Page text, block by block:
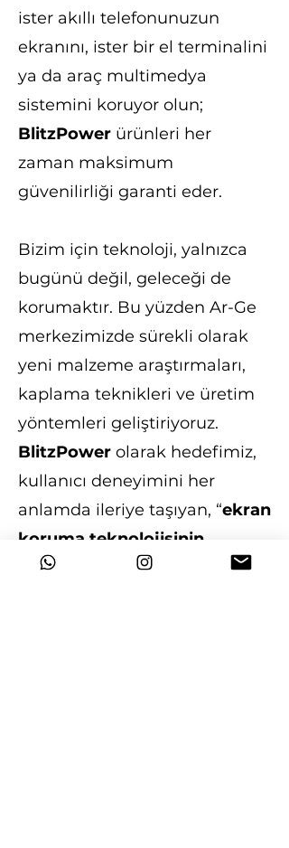
ister akıllı telefonunuzun
ekranını, ister bir el terminalini
ya da araç multimedya
sistemini koruyor olun;
BlitzPower ürünleri her
zaman maksimum
güvenilirliği garanti eder.
Bizim için teknoloji, yalnızca
bugünü değil, geleceği de
korumaktır. Bu yüzden Ar-Ge
merkezimizde sürekli olarak
yeni malzeme araştırmaları,
kaplama teknikleri ve üretim
yöntemleri geliştiriyoruz.
BlitzPower olarak hedefimiz,
kullanıcı deneyimini her
anlamda ileriye taşıyan, “ekran
koruma teknolojisinin
geleceğini
” bugünden